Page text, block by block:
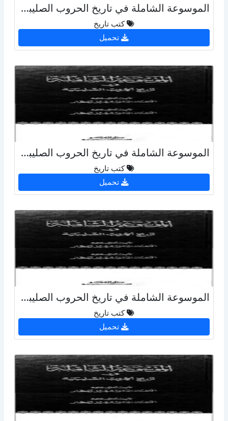
الموسوعة الشاملة في تاريخ الحروب الصليبية - ج29
كتب تاريخ
تحميل
الموسوعة الشاملة في تاريخ الحروب الصليبية - ج 15
كتب تاريخ
تحميل
الموسوعة الشاملة في تاريخ الحروب الصليبية - ج 7
كتب تاريخ
تحميل